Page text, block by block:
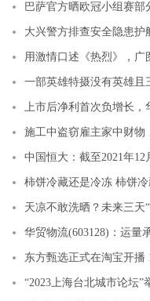
大兴警方排查安全隐患护
用激情口述《热烈》，
一部英雄特摄没有英雄且
上市后净利首次负增长，
施工中盗窃雇主家中财物
中国恒大：截至2021年
柿饼冷藏还是冷冻 柿饼
天凉不敢洗晒？未来三天
华贸物流(603128)：运量
东方甄选正式在淘宝开播
“2023上海台北城市论坛